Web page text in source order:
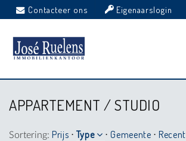
Contacteer ons Eigenaarslogin
APPARTEMENT / STUDIO
Sortering: Prijs ⋅ Type ⋅Gemeente ⋅ Recent